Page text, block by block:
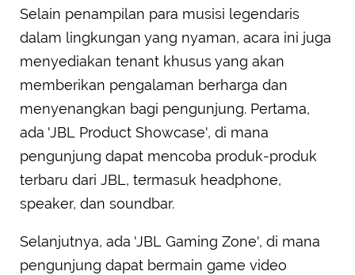
Selain penampilan para musisi legendaris
dalam lingkungan yang nyaman, acara ini juga
menyediakan tenant khusus yang akan
memberikan pengalaman berharga dan
menyenangkan bagi pengunjung. Pertama,
ada 'JBL Product Showcase', di mana
pengunjung dapat mencoba produk-produk
terbaru dari JBL, termasuk headphone,
speaker, dan soundbar.
Selanjutnya, ada 'JBL Gaming Zone', di mana
pengunjung dapat bermain game video